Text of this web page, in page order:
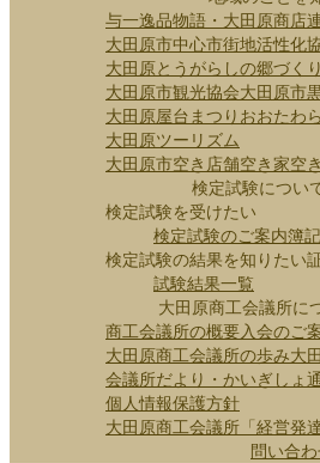
与一逸品物語・大田原商店
大田原市中心市街地活性化
大田原とうがらしの郷づく
大田原市観光協会大田原市
大田原屋台まつり おおたわ
大田原ツーリズム
大田原市空き店舗空き家空
検定試験につい
検定試験を受けたい
検定試験のご案内簿
検定試験の結果を知りたい
試験結果一覧
大田原商工会議所に
商工会議所の概要入会のご
大田原商工会議所の歩み大
会議所だより・かいぎしょ
個人情報保護方針
大田原商工会議所「経営発
問い合